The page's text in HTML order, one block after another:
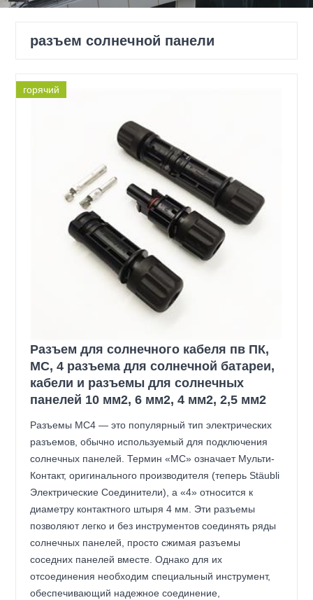
разъем солнечной панели
горячий
Разъем для солнечного кабеля пв ПК,
МС, 4 разъема для солнечной батареи,
кабели и разъемы для солнечных
панелей 10 мм2, 6 мм2, 4 мм2, 2,5 мм2
Разъемы MC4 — это популярный тип электрических
разъемов, обычно используемый для подключения
солнечных панелей. Термин «МС» означает Мульти-
Контакт, оригинального производителя (теперь Stäubli
Электрические Соединители), а «4» относится к
диаметру контактного штыря 4 мм. Эти разъемы
позволяют легко и без инструментов соединять ряды
солнечных панелей, просто сжимая разъемы
соседних панелей вместе. Однако для их
отсоединения необходим специальный инструмент,
обеспечивающий надежное соединение,